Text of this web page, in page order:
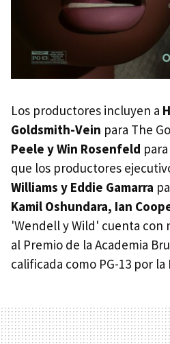
Los productores incluyen a
Goldsmith-Vein para The
Peele y Win Rosenfeld
que los productores
Williams y Eddie Gamarra
Kamil Oshundara, Ian
'Wendell y Wild' cuenta con
al Premio de la Academia
calificada como PG-13 por la